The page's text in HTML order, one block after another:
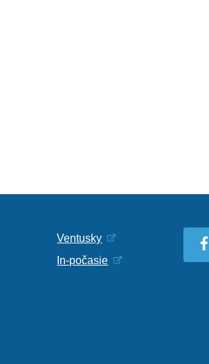
Ventusky
In-počasie